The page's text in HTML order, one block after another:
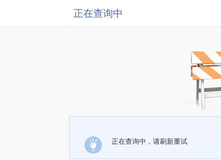
正在查询中
正在查询中，请刷新重试